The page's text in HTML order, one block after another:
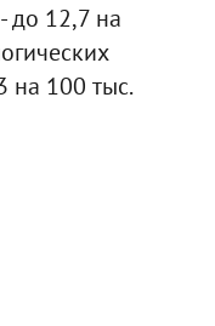
до 12,7 на
на 100 тыс.